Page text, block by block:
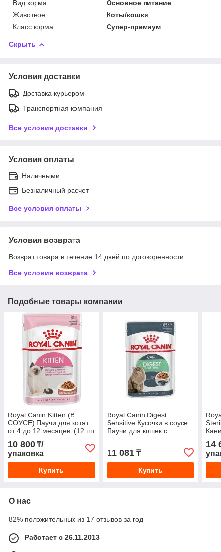
Вид корма
Основное питание
Животное
Коты/кошки
Класс корма
Супер-премиум
Скрыть
Условия доставки
Доставка курьером
Транспортная компания
Все условия доставки
Условия оплаты
Наличными
Безналичный расчет
Все условия оплаты
Условия возврата
Возврат товара в течение 14 дней по договоренности
Все условия возврата
Подобные товары компании
Royal Canin Kitten (В
СОУСЕ) Паучи для котят
от 4 до 12 месяцев. (12 шт
по 85г) INSTINCTIVE
PORK FREE
10 800 ₸/
упаковка
Купить
Royal Canin Digest
Sensitive Кусочки в соусе
Паучи для кошек с
пищеварением (12 шт. по
85 гр)
11 081₸
Купить
6
14
О нас
82% положительных из 17 отзывов за год
Работает с 26.11.2013